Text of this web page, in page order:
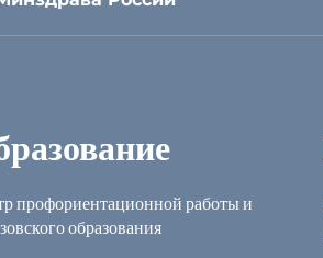
профориентационной работы и
образования